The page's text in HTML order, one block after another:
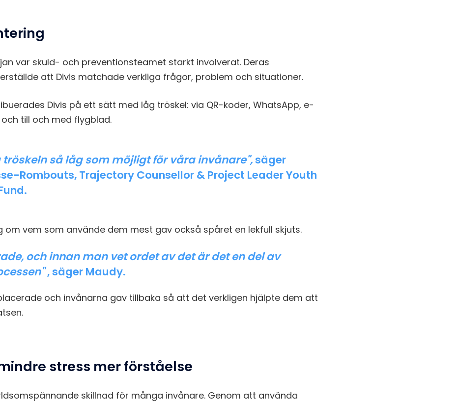
var skuld- och preventionsteamet starkt involverat. Deras
att Divis matchade verkliga frågor, problem och situationer.
Divis på ett sätt med låg tröskel: via QR-koder, WhatsApp, e-
till och med flygblad.
tröskeln så låg som möjligt för våra invånare",säger
Rombouts, Trajectory Counsellor & Project Leader Youth
om vem som använde dem mest gav också spåret en lekfull skjuts.
och innan man vet ordet av det är det en del av
, säger Maudy.
och invånarna gav tillbaka så att det verkligen hjälpte dem att
stress mer förståelse
skillnad för många invånare. Genom att använda